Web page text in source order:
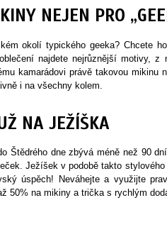
NEJEN PRO
okolí typického geeka? Chcete
najdete nejrůznější motivy,
kamarádovi právě takovou mikinu
i na všechny kolem.
NA JEŽÍŠKA
Štědrého dne zbývá méně než 90
Ježíšek v podobě takto
úspěch! Neváhejte a využijte
slevy až 50% na mikiny